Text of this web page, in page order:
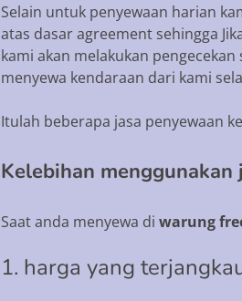
Selain untuk penyewaan harian
atas dasar agreement sehingga
kami akan melakukan
menyewa kendaraan dari kami
Itulah beberapa jasa penyewaan
Kelebihan
Saat anda menyewa di warung
1. harga yang